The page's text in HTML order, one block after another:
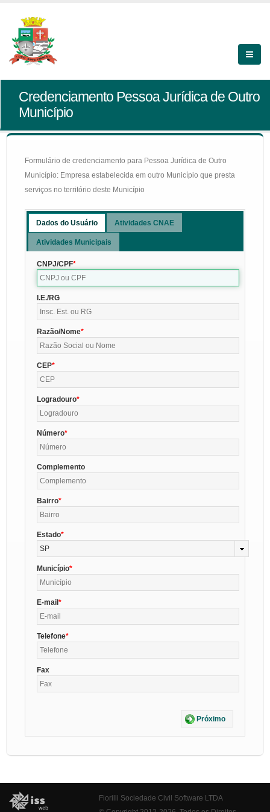
Credenciamento Pessoa Jurídica de Outro
Município
Formulário de credenciamento para Pessoa Jurídica de Outro
Município: Empresa estabelecida em outro Município que presta
serviços no território deste Município
Dados do Usuário Atividades CNAE
Atividades Municipais
CNPJ/CPF
I.E./RG
Razão/Nome
CEP
Logradouro
Número
Complemento
Bairro
Estado
SP
Município
E-mail
Telefone
Fax
Próximo
Fiorilli Sociedade Civil Software LTDA